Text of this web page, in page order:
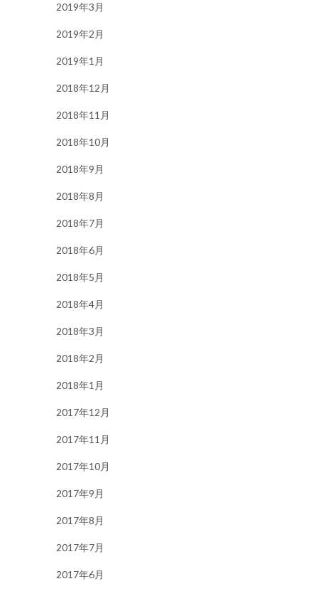
2019年3月
2019年2月
2019年1月
2018年12月
2018年11月
2018年10月
2018年9月
2018年8月
2018年7月
2018年6月
2018年5月
2018年4月
2018年3月
2018年2月
2018年1月
2017年12月
2017年11月
2017年10月
2017年9月
2017年8月
2017年7月
2017年6月